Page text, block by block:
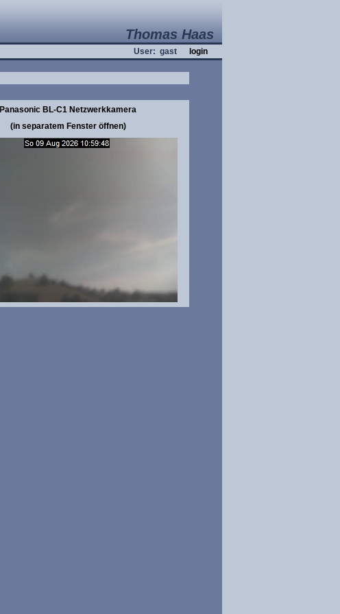
Thomas Haas
User: gast login
Panasonic BL-C1 Netzwerkkamera
(in separatem Fenster öffnen)